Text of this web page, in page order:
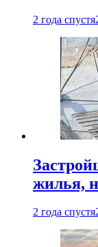
2 года спустя
жилья,
2 года спустя